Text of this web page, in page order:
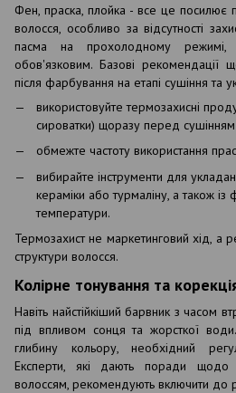
Фен, праска, плойка - все це
волосся, особливо за відсутності
пасма на прохолодному режимі,
обов'язковим. Базові
після фарбування на етапі сушіння та
використовуйте термозахисні
сироватки) щоразу перед
обмежте частоту використання
вибирайте інструменти для
кераміки або турмаліну, а також
температури.
Термозахист не маркетинговий хід, а
структури волосся.
Колірне тонування та
Навіть найстійкіший барвник з часом
під впливом сонця та жорсткої
глибину кольору, необхідний
Експерти, які дають поради
волоссям, рекомендують включити до